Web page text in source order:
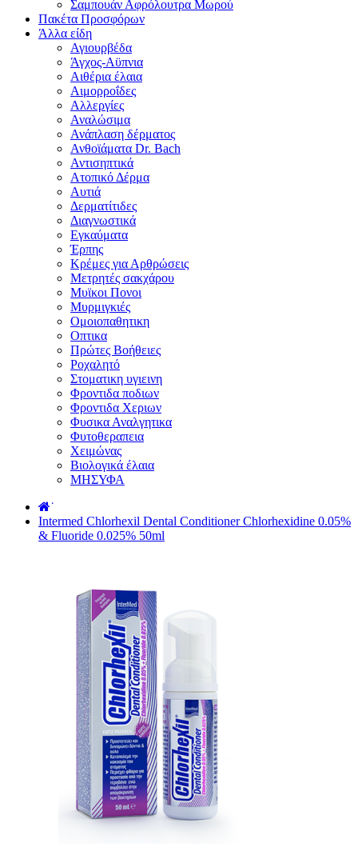
Σαμπουάν Αφρόλουτρα Μωρού
Πακέτα Προσφόρων
Άλλα είδη
Αγιουρβέδα
Άγχος-Αϋπνια
Αιθέρια έλαια
Αιμορροΐδες
Αλλεργίες
Αναλώσιμα
Ανάπλαση δέρματος
Ανθοϊάματα Dr. Bach
Αντισηπτικά
Ατοπικό Δέρμα
Αυτιά
Δερματίτιδες
Διαγνωστικά
Εγκαύματα
Έρπης
Κρέμες για Αρθρώσεις
Μετρητές σακχάρου
Μυϊκοι Πονοι
Μυρμιγκιές
Ομοιοπαθητικη
Οπτικα
Πρώτες Βοήθειες
Ροχαλητό
Στοματικη υγιεινη
Φροντιδα ποδιων
Φροντιδα Χεριων
Φυσικα Αναλγητικα
Φυτοθεραπεια
Χειμώνας
Βιολογικά έλαια
ΜΗΣΥΦΑ
˙
Intermed Chlorhexil Dental Conditioner Chlorhexidine 0.05%
& Fluoride 0.025% 50ml